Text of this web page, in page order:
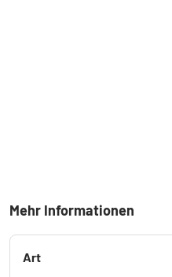
Mehr Informationen
Art